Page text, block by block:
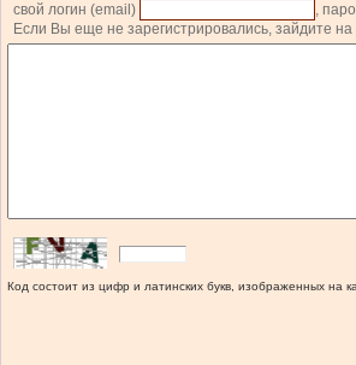
свой логин (email)
,
Если Вы еще не зарегистрировались, зайдите на
Код состоит из цифр и латинских букв, изображенных на